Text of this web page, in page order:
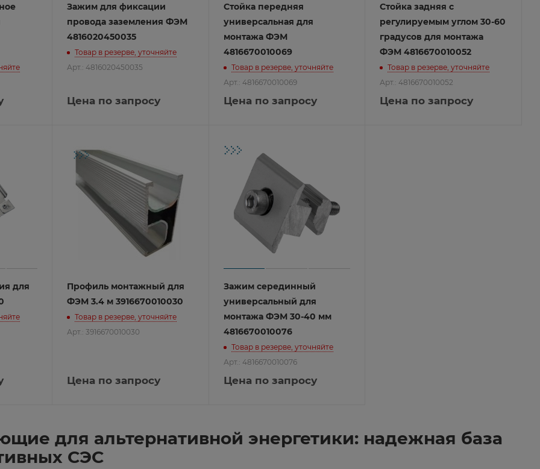
Зажим для фиксации
провода заземления ФЭМ
4816020450035
Товар в резерве, уточняйте
Арт.: 4816020450035
Цена по запросу
Стойка передняя
универсальная для
монтажа ФЭМ
4816670010069
Товар в резерве, уточняйте
Арт.: 4816670010069
Цена по запросу
Стойка задняя с
регулируемым углом 30-60
градусов для монтажа
ФЭМ 4816670010052
Товар в резерве, уточняйте
Арт.: 4816670010052
Цена по запросу
для
Профиль монтажный для
ФЭМ 3.4 м 3916670010030
Товар в резерве, уточняйте
Арт.: 3916670010030
Цена по запросу
Зажим серединный
универсальный для
монтажа ФЭМ 30-40 мм
4816670010076
Товар в резерве, уточняйте
Арт.: 4816670010076
Цена по запросу
для альтернативной энергетики: надежная база
СЭС
RS485
Wiegand
шкафам
питания
отключения